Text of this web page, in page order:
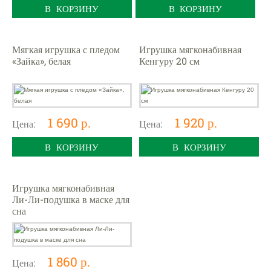
В КОРЗИНУ В КОРЗИНУ
Мягкая игрушка с пледом
«Зайка», белая
Цена: 1 690 р.
В КОРЗИНУ
Игрушка мягконабивная
Кенгуру 20 см
Цена: 1 920 р.
В КОРЗИНУ
Игрушка мягконабивная
Ли-Ли-подушка в маске для
сна
Цена: 1 860 р.